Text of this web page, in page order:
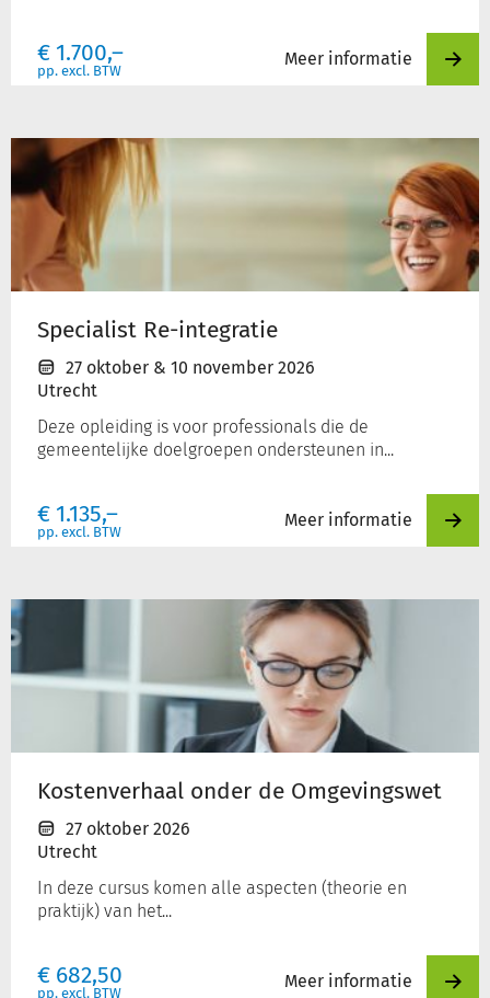
€ 1.700,–
pp. excl. BTW
Meer informatie
Specialist Re-integratie
27 oktober & 10 november 2026
Utrecht
Deze opleiding is voor professionals die de
gemeentelijke doelgroepen ondersteunen in...
€ 1.135,–
pp. excl. BTW
Meer informatie
Specialist
Re-
integratie
Kostenverhaal onder de Omgevingswet
27 oktober 2026
Utrecht
In deze cursus komen alle aspecten (theorie en
praktijk) van het...
€ 682,50
pp. excl. BTW
Meer informatie
Kostenverhaal
onder
Omgevingswet